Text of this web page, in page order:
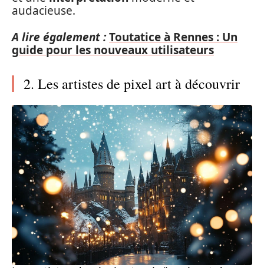
audacieuse.
A lire également :Toutatice à Rennes : Un
guide pour les nouveaux utilisateurs
2. Les artistes de pixel art à découvrir